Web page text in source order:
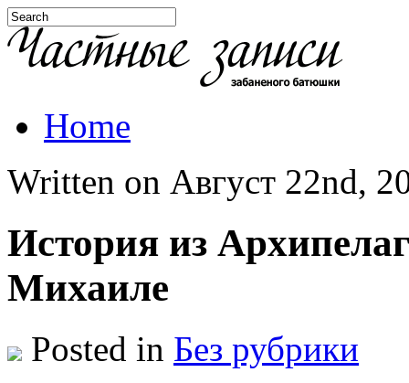
Home
Written on Август 22nd,
История из
Михаиле
Posted in Без рубрики